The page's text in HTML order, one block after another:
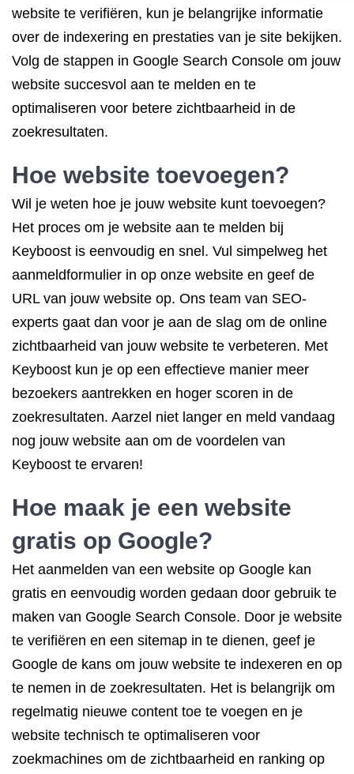
website te verifiëren, kun je belangrijke informatie
over de indexering en prestaties van je site bekijken.
Volg de stappen in Google Search Console om jouw
website succesvol aan te melden en te
optimaliseren voor betere zichtbaarheid in de
zoekresultaten.
Hoe website toevoegen?
Wil je weten hoe je jouw website kunt toevoegen?
Het proces om je website aan te melden bij
Keyboost is eenvoudig en snel. Vul simpelweg het
aanmeldformulier in op onze website en geef de
URL van jouw website op. Ons team van SEO-
experts gaat dan voor je aan de slag om de online
zichtbaarheid van jouw website te verbeteren. Met
Keyboost kun je op een effectieve manier meer
bezoekers aantrekken en hoger scoren in de
zoekresultaten. Aarzel niet langer en meld vandaag
nog jouw website aan om de voordelen van
Keyboost te ervaren!
Hoe maak je een website
gratis op Google?
Het aanmelden van een website op Google kan
gratis en eenvoudig worden gedaan door gebruik te
maken van Google Search Console. Door je website
te verifiëren en een sitemap in te dienen, geef je
Google de kans om jouw website te indexeren en op
te nemen in de zoekresultaten. Het is belangrijk om
regelmatig nieuwe content toe te voegen en je
website technisch te optimaliseren voor
zoekmachines om de zichtbaarheid en ranking op